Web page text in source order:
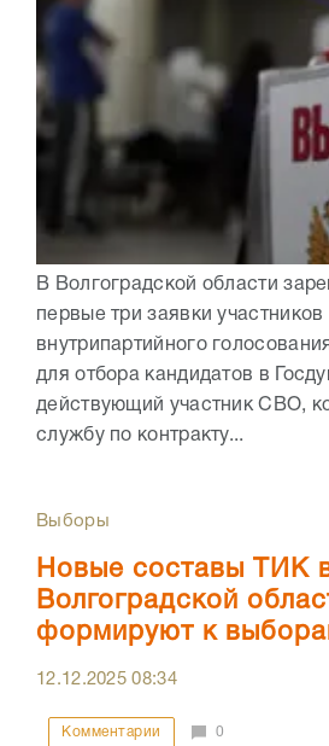
В Волгоградской области
первые три заявки
внутрипартийного
для отбора кандидатов в
действующий участник СВО,
службу по контракту...
Выборы
Новые составы ТИК
Волгоградской
формируют к
12.12.202508:34
Комментарии 0